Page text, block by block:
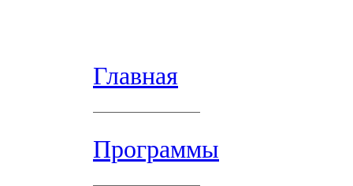
Главная
Программы